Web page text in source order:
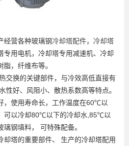
营各种玻璃钢冷却塔配件， 冷却塔
专用电机，冷却塔专用减速机、冷却
，纤维布等。
换的关键部件，与冷效高低直接有
性好、风阻小、散热系数高等特点。
，使用寿命长，工作温度在60℃以
可以冷却80℃以下的冷却水,85℃以
璃钢填料， 可特殊配备。
塔的重要部件、 生产的冷却塔配用